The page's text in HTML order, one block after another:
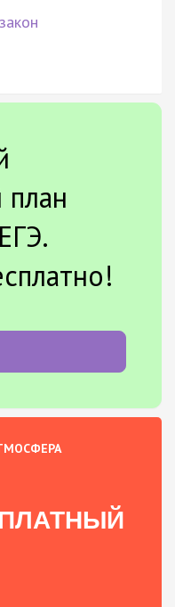
план